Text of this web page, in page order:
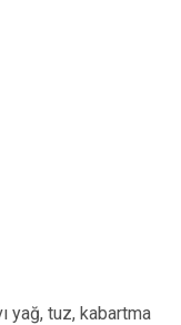
yağ, tuz, kabartma